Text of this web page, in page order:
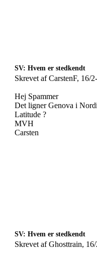
SV: Hvem er stedkendt
Skrevet af CarstenF, 16/
Hej Spammer
Det ligner Genova i
Latitude ?
MVH
Carsten
SV: Hvem er stedkendt
Skrevet af Ghosttrain,